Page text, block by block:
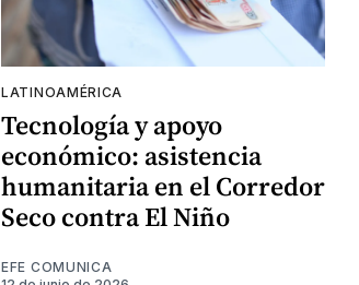
LATINOAMÉRICA
Tecnología y apoyo
económico: asistencia
humanitaria en el Corredor
Seco contra El Niño
EFE COMUNICA